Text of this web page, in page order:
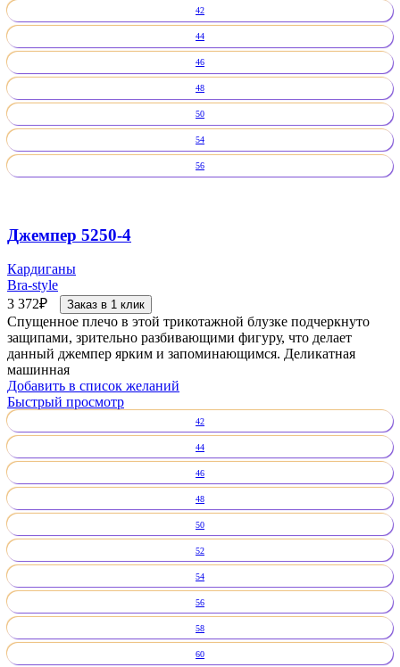
42
44
46
48
50
54
56
Джемпер 5250-4
Кардиганы
Bra-style
3 372₽ Заказ в 1 клик
Спущенное плечо в этой трикотажной блузке подчеркнуто
защипами, зрительно разбивающими фигуру, что делает
данный джемпер ярким и запоминающимся. Деликатная
машинная
Добавить в список желаний
Быстрый просмотр
42
44
46
48
50
52
54
56
58
60